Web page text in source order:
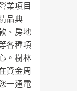
業項目
品典
、房地
各種項
。樹林
資金周
一通電